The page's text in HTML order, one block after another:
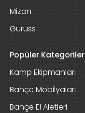
Mizan
Guruss
Popüler Kategoriler
Kamp Ekipmanları
Bahçe Mobilyaları
Bahçe El Aletleri